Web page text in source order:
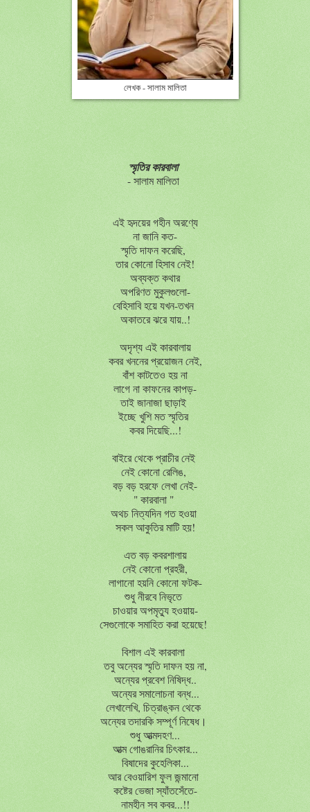
লেখক - সালাম মালিতা
স্মৃতির কারবালা
- সালাম মালিতা
এই হৃদয়ের গহীন অরণ্যে
না জানি কত-
স্মৃতি দাফন করেছি,
তার কোনো হিসাব নেই!
অব্যক্ত কথার
অপরিণত মুকুলগুলো-
বেহিসাবি হয়ে যখন-তখন
অকাতরে ঝরে যায়..!
অদৃশ্য এই কারবালায়
কবর খননের প্রয়োজন নেই,
বাঁশ কাটতেও হয় না
লাগে না কাফনের কাপড়-
তাই জানাজা ছাড়াই
ইচ্ছে খুশি মত স্মৃতির
কবর দিয়েছি...!
বাইরে থেকে প্রাচীর নেই
নেই কোনো রেলিঙ,
বড় বড় হরফে লেখা নেই-
" কারবালা "
অথচ নিত্যদিন গত হওয়া
সকল আকুতির মাটি হয়!
এত বড় কবরশালায়
নেই কোনো প্রহরী,
লাগানো হয়নি কোনো ফটক-
শুধু নীরবে নিভৃতে
চাওয়ার অপমৃত্যু হওয়ায়-
সেগুলোকে সমাহিত করা হয়েছে!
বিশাল এই কারবালা
তবু অন্যের স্মৃতি দাফন হয় না,
অন্যের প্রবেশ নিষিদ্ধ..
অন্যের সমালোচনা বন্ধ...
লেখালেখি, চিত্রাঙ্কন থেকে
অন্যের তদারকি সম্পূর্ণ নিষেধ।
শুধু আত্মদহণ...
আত্ম গোঙরানির চিৎকার...
বিষাদের কুহেলিকা...
আর বেওয়ারিশ ফুল জন্মানো
কষ্টের ভেজা স্যাঁতসেঁতে-
নামহীন সব কবর...!!